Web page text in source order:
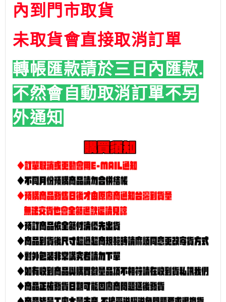
內到門市取貨
未取貨會直接取消訂單
轉帳匯款請於三日內匯款.
不然會自動取消訂單不另
外通知